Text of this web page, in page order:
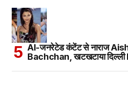
AI-जनरेटेड कंटेंट से नाराज
Bachchan, खटखटाया दिल्ली